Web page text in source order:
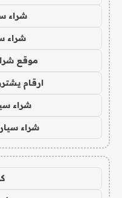
شراء
شراء
موقع
ارقام
شراء
شراء